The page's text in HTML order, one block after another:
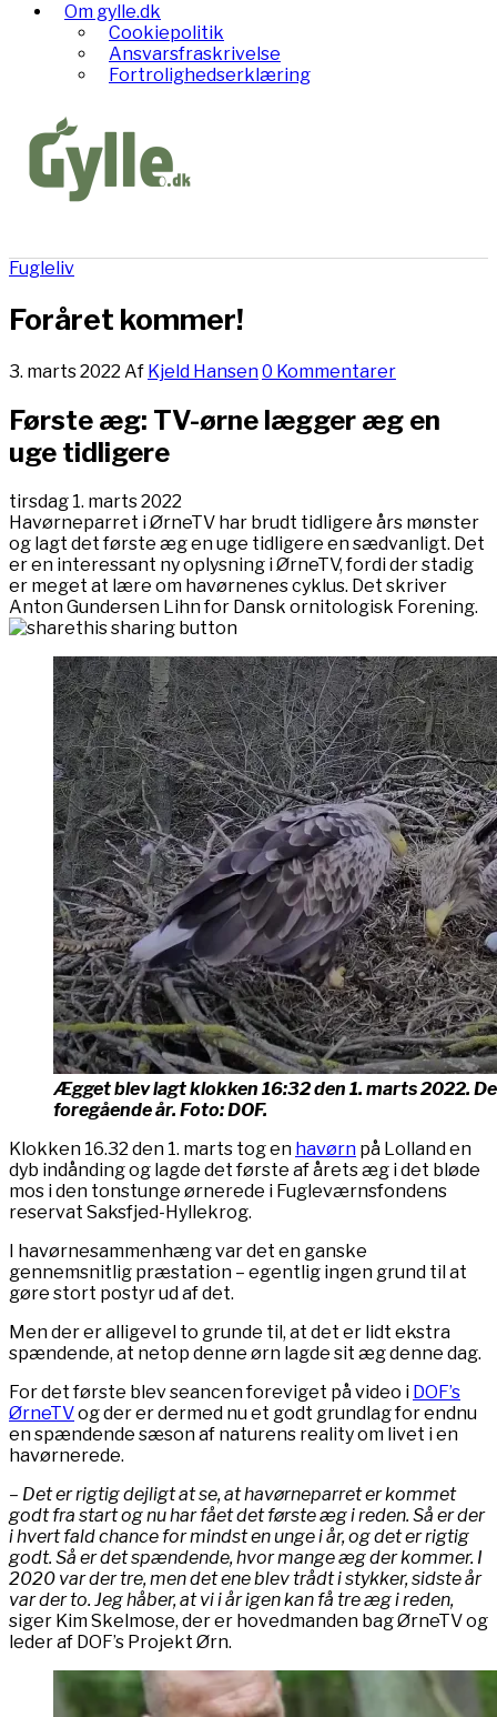
Om gylle.dk
Cookiepolitik
Ansvarsfraskrivelse
Fortrolighedserklæring
Fugleliv
Foråret kommer!
3. marts 2022 Af Kjeld Hansen0 Kommentarer
Første æg: TV-ørne lægger æg en
uge tidligere
tirsdag 1. marts 2022
Havørneparret i ØrneTV har brudt tidligere års mønster
og lagt det første æg en uge tidligere en sædvanligt. Det
er en interessant ny oplysning i ØrneTV, fordi der stadig
er meget at lære om havørnenes cyklus. Det skriver
Anton Gundersen Lihn for Dansk ornitologisk Forening.
Ægget blev lagt klokken 16:32 den 1. marts 2022.
foregående år. Foto: DOF.
Klokken 16.32 den 1. marts tog en havørn på Lolland en
dyb indånding og lagde det første af årets æg i det bløde
mos i den tonstunge ørnerede i Fugleværnsfondens
reservat Saksfjed-Hyllekrog.
I havørnesammenhæng var det en ganske
gennemsnitlig præstation – egentlig ingen grund til at
gøre stort postyr ud af det.
Men der er alligevel to grunde til, at det er lidt ekstra
spændende, at netop denne ørn lagde sit æg denne dag.
For det første blev seancen foreviget på video i DOF’s
ØrneTVog der er dermed nu et godt grundlag for endnu
en spændende sæson af naturens reality om livet i en
havørnerede.
– Det er rigtig dejligt at se, at havørneparret er kommet
godt fra start og nu har fået det første æg i reden. Så er der
i hvert fald chance for mindst en unge i år, og det er rigtig
godt. Så er det spændende, hvor mange æg der kommer. I
2020 var der tre, men det ene blev trådt i stykker, sidste år
var der to. Jeg håber, at vi i år igen kan få tre æg i reden,
siger Kim Skelmose, der er hovedmanden bag ØrneTV og
leder af DOF’s Projekt Ørn.